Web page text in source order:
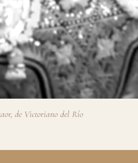
de Victoriano del Río